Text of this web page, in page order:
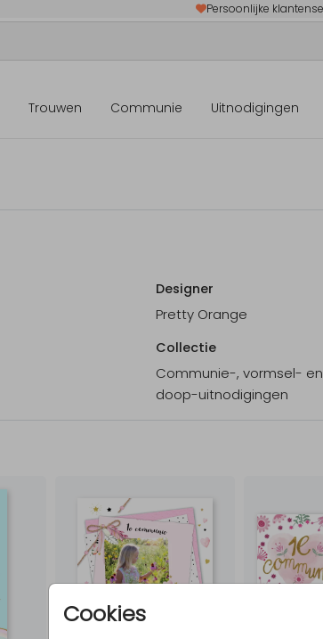
Persoonlijke
Trouwen Communie Uitnodigingen
Cookies
Designer
Pretty Orange
Collectie
Communie-, vormsel- en
doop-uitnodigingen